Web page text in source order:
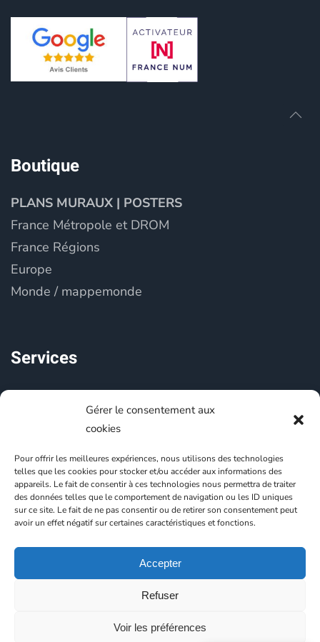
Gérer le consentement aux
cookies
Pour offrir les meilleures expériences, nous utilisons des technologies
telles que les cookies pour stocker et/ou accéder aux informations des
appareils. Le fait de consentir à ces technologies nous permettra de traiter
des données telles que le comportement de navigation ou les ID uniques
sur ce site. Le fait de ne pas consentir ou de retirer son consentement peut
avoir un effet négatif sur certaines caractéristiques et fonctions.
Accepter
Refuser
Voir les préférences
Boutique
PLANS MURAUX | POSTERS
France Métropole et DROM
France Régions
Europe
Monde / mappemonde
Services
Cartographie urbaine
Plans pour la Publicité et l'édition
Géo Reflet, agence de cartographie sur-mesure :
tourisme, plans de villes, édition, publicité.
Géo Reflet est une Marque déposée - Depuis
Politique d'expédition